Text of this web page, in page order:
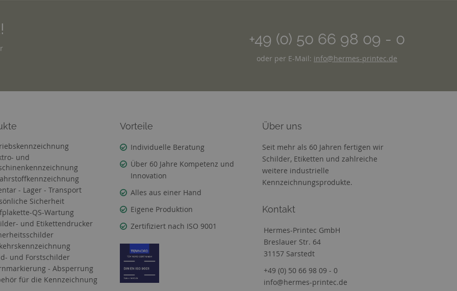
+49 (0) 50 66 98 09 - 0
oder per E-Mail: info@hermes-printec.de
und
- Lager - Transport
Sicherheit
QS-Wartung
und Etikettendrucker
und Forstschilder
- Absperrung
für die Kennzeichnung
Vorteile
Individuelle Beratung
Über 60 Jahre Kompetenz und
Innovation
Alles aus einer Hand
Eigene Produktion
Zertifiziert nach ISO 9001
Über uns
Seit mehr als 60 Jahren fertigen wir
Schilder, Etiketten und zahlreiche
weitere industrielle
Kennzeichnungsprodukte.
Kontakt
Hermes-Printec GmbH
Breslauer Str. 64
31157 Sarstedt
+49 (0) 50 66 98 09 - 0
info@hermes-printec.de